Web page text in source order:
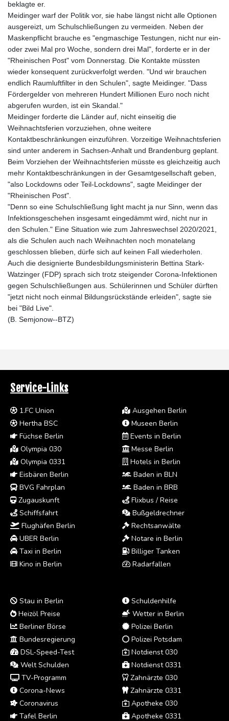
beklagte er.
Meidinger warf der Politik vor, sie habe längst nicht alle Optionen
ausgereizt, um Schulschließungen zu vermeiden. Neben der
Maskenpflicht brauche es "engmaschige Testungen, nicht nur ein-
oder zwei Mal pro Woche, sondern drei Mal", forderte er in der
"Rheinischen Post" vom Donnerstag. Die Kontakte müssten
wieder konsequent zurückverfolgt werden. "Und wir brauchen
endlich Raumluftfilter in den Schulen", sagte Meidinger. "Dass
Fördergelder von mehreren Hundert Millionen Euro noch nicht
abgerufen wurden, ist ein Skandal."
Meidinger forderte die Länder auf, nicht einseitig die
Weihnachtsferien vorzuziehen, ohne weitere
Kontaktbeschränkungen einzuführen. Vorzeitige Weihnachtsferien
sind unter anderem in Sachsen-Anhalt und Brandenburg geplant.
Beim Vorziehen der Weihnachtsferien müsste es gleichzeitig auch
mehr Kontaktbeschränkungen in der Gesamtgesellschaft geben,
"also Lockdowns oder Teil-Lockdowns", sagte Meidinger der
"Rheinischen Post".
"Denn so eine Schulschließung light macht ja nur Sinn, wenn das
Infektionsgeschehen insgesamt eingedämmt wird, nicht nur in
den Schulen." Eine Situation wie zum Jahreswechsel 2020/2021,
als die Schulen auch nach Weihnachten noch monatelang
geschlossen blieben, dürfe sich auf keinen Fall wiederholen.
Auch die designierte Bundesbildungsministerin Bettina Stark-
Watzinger (FDP) sprach sich trotz steigender Corona-Infektionen
gegen Schulschließungen aus. Schülerinnen und Schüler dürften
"jetzt nicht noch einmal Bildungsrückstände erleiden", sagte sie
bei "Bild Live".
(B. Semjonow--BTZ)
Service-Links
1.FC Union
Hertha BSC
Füchse Berlin
Olympia 030
Olympia 0331
Eisbären Berlin
BVG Fahrplan
Zugauskunft
Schiffsfahrt
Flughäfen Berlin
UBER Berlin
Taxi in Berlin
Kino in Berlin
Ausgehen Berlin
Museen Berlin
Events in Berlin
Messe Berlin
Hotels in Berlin
Baden in BLN
Baden in BRB
Flixbus / Reise
Bußgeldrechner
Rechtsanwälte
Notare in Berlin
Billiger Tanken
Radarfallen
Stau in Berlin
Heizöl Preise
Berliner Börse
Bundesregierung
DSL-Speed-Test
Welt Schulden
TV-Programm
Corona-News
Coronavirus
Tafel Berlin
Schuldenhilfe
Wetter in Berlin
Polizei Berlin
Polizei Potsdam
Notdienst 030
Notdienst 0331
Zahnärzte 030
Zahnärzte 0331
Apotheke 030
Apotheke 0331